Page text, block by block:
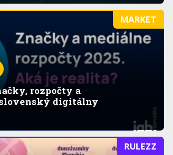
MARKET
rozpočty a
digitálny
RULEZZ